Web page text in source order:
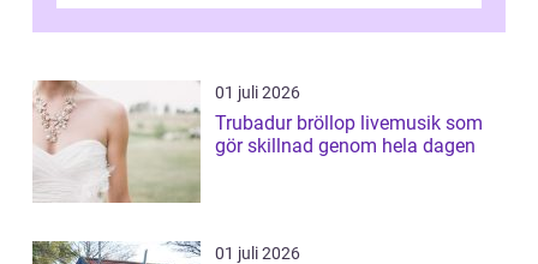
01 juli 2026
Trubadur bröllop livemusik som
gör skillnad genom hela dagen
01 juli 2026